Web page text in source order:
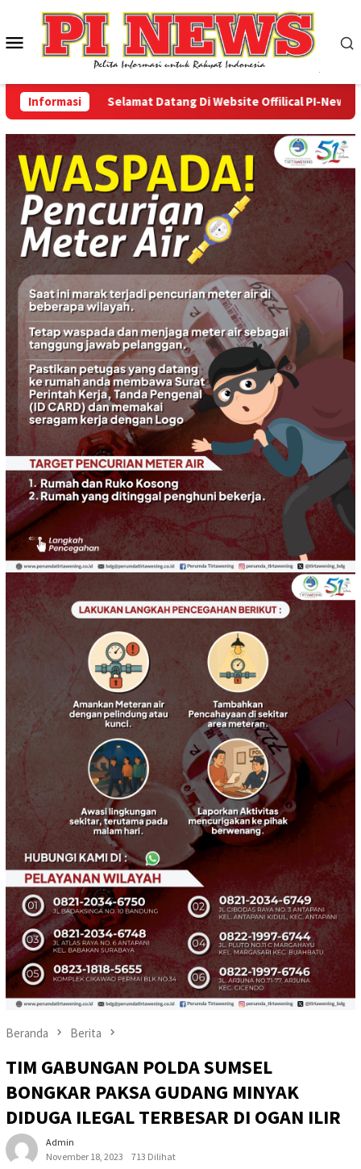
konten
Menu
Mobile
InformasiSelamat Datang Di Website Offilical PI-News
Beranda Berita
TIM GABUNGAN POLDA SUMSEL
BONGKAR PAKSA GUDANG MINYAK
DIDUGA ILEGAL TERBESAR DI OGAN ILIR
Admin
November 18, 2023
713 Dilihat